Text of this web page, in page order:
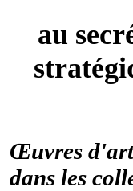
au
Œuvres d'art
dans les